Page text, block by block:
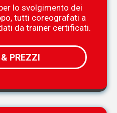
lo svolgimento dei
tutti coreografati a
da trainer certificati.
PREZZI